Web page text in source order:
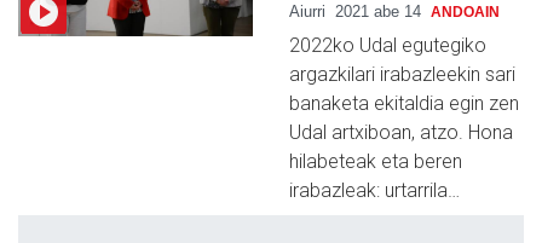
Aiurri 2021 abe 14 ANDOAIN
2022ko Udal egutegiko
argazkilari irabazleekin sari
banaketa ekitaldia egin zen
Udal artxiboan, atzo. Hona
hilabeteak eta beren
irabazleak: urtarrila…